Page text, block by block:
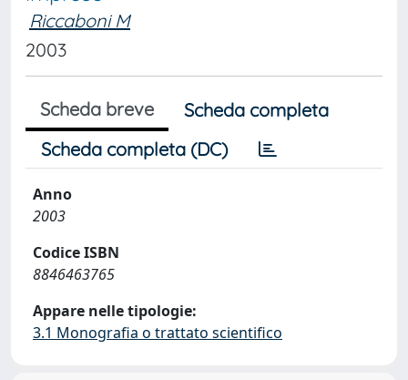
Riccaboni M
2003
Scheda breve
Scheda completa
Scheda completa (DC)
Anno
2003
Codice ISBN
8846463765
Appare nelle tipologie:
3.1 Monografia o trattato scientifico